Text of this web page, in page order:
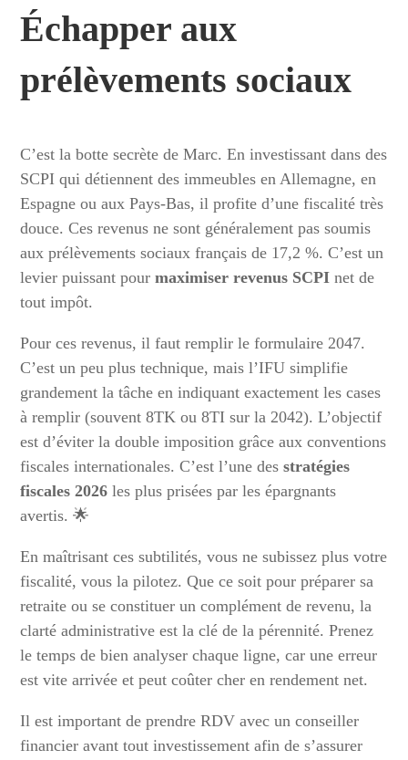
Échapper aux
prélèvements sociaux
C’est la botte secrète de Marc. En investissant dans des
SCPI qui détiennent des immeubles en Allemagne, en
Espagne ou aux Pays-Bas, il profite d’une fiscalité très
douce. Ces revenus ne sont généralement pas soumis
aux prélèvements sociaux français de 17,2 %. C’est un
levier puissant pourmaximiser revenus SCPI net de
tout impôt.
Pour ces revenus, il faut remplir le formulaire 2047.
C’est un peu plus technique, mais l’IFU simplifie
grandement la tâche en indiquant exactement les cases
à remplir (souvent 8TK ou 8TI sur la 2042). L’objectif
est d’éviter la double imposition grâce aux conventions
fiscales internationales. C’est l’une desstratégies
fiscales 2026 les plus prisées par les épargnants
avertis. 🌟
En maîtrisant ces subtilités, vous ne subissez plus votre
fiscalité, vous la pilotez. Que ce soit pour préparer sa
retraite ou se constituer un complément de revenu, la
clarté administrative est la clé de la pérennité. Prenez
le temps de bien analyser chaque ligne, car une erreur
est vite arrivée et peut coûter cher en rendement net.
Il est important de prendre RDV avec un conseiller
financier avant tout investissement afin de s’assurer